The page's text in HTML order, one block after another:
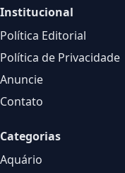
Institucional
Política Editorial
Política de Privacidade
Anuncie
Contato
Categorias
Aquário